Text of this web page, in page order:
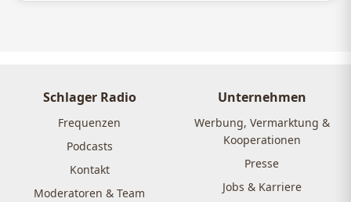
Schlager Radio
Frequenzen
Podcasts
Kontakt
Moderatoren & Team
Unternehmen
Werbung, Vermarktung &
Kooperationen
Presse
Jobs & Karriere